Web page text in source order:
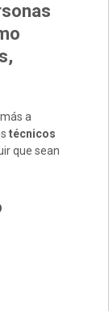
a
técnicos
que sean